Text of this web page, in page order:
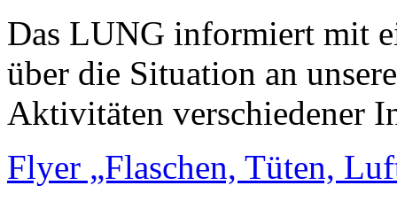
Das LUNG informiert mit
über die Situation an
Aktivitäten verschiedener
Flyer „Flaschen, Tüten,